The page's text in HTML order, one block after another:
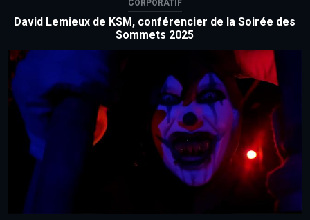
CORPORATIF
David Lemieux de KSM, conférencier de la Soirée des
Sommets 2025